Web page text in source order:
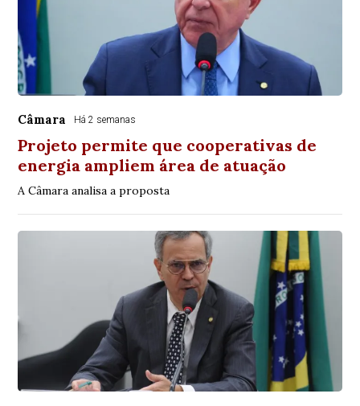
Câmara Há 2 semanas
Projeto permite que cooperativas de
energia ampliem área de atuação
A Câmara analisa a proposta